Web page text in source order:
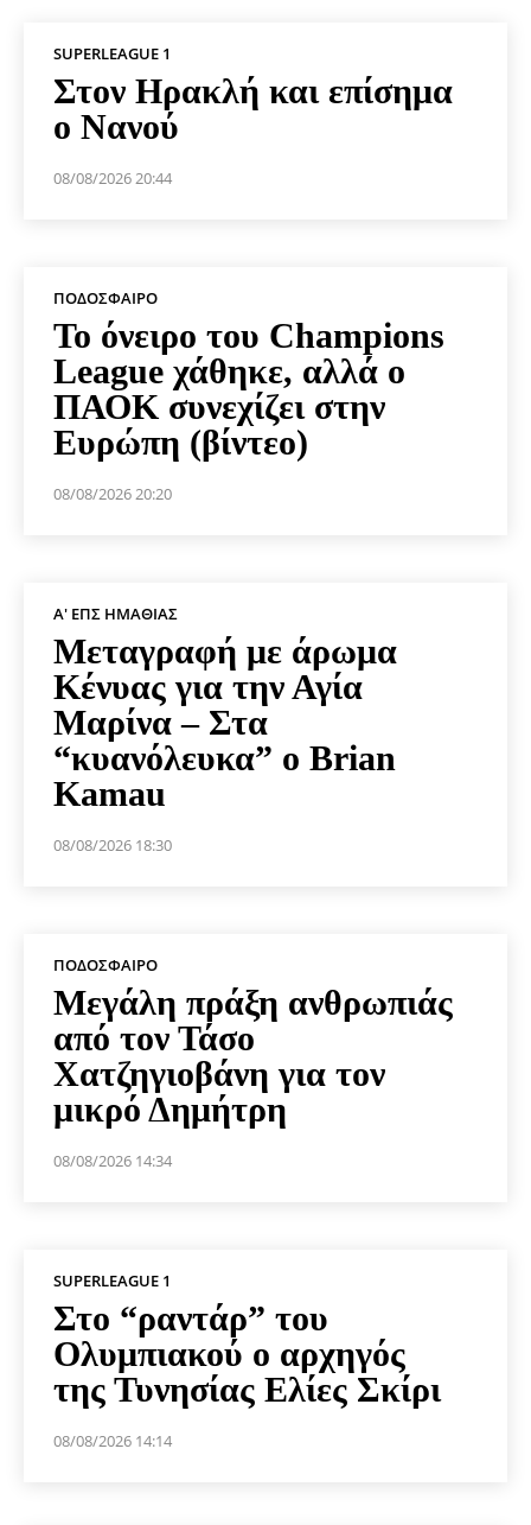
SUPERLEAGUE 1
Στον Ηρακλή και επίσημα
ο Νανού
08/08/2026 20:44
ΠΟΔΌΣΦΑΙΡΟ
Το όνειρο του Champions
League χάθηκε, αλλά ο
ΠΑΟΚ συνεχίζει στην
Ευρώπη (βίντεο)
08/08/2026 20:20
Α' ΕΠΣ ΗΜΑΘΊΑΣ
Μεταγραφή με άρωμα
Κένυας για την Αγία
Μαρίνα – Στα
“κυανόλευκα” ο Brian
Kamau
08/08/2026 18:30
ΠΟΔΌΣΦΑΙΡΟ
Μεγάλη πράξη ανθρωπιάς
από τον Τάσο
Χατζηγιοβάνη για τον
μικρό Δημήτρη
08/08/2026 14:34
SUPERLEAGUE 1
Στο “ραντάρ” του
Ολυμπιακού ο αρχηγός
της Τυνησίας Ελίες Σκίρι
08/08/2026 14:14